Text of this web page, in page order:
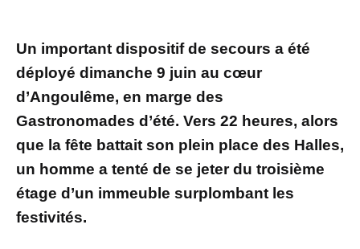
Un important dispositif de secours a été
déployé dimanche 9 juin au cœur
d’Angoulême, en marge des
Gastronomades d’été. Vers 22 heures, alors
que la fête battait son plein place des Halles,
un homme a tenté de se jeter du troisième
étage d’un immeuble surplombant les
festivités.